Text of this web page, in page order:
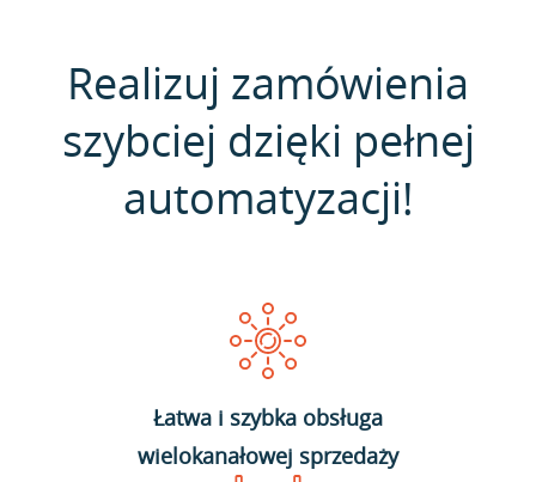
Realizuj zamówienia
szybciej dzięki pełnej
automatyzacji!
Łatwa i szybka obsługa
wielokanałowej sprzedaży